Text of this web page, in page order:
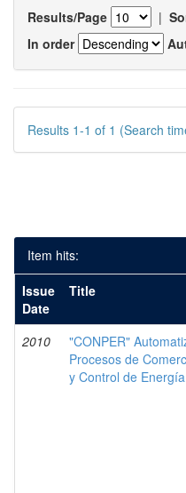
Results/Page |
In order
Results 1-1 of 1 (Search
Item hits:
Issue
Date
Title
2010
"CONPER"
Procesos de
y Control de Energía